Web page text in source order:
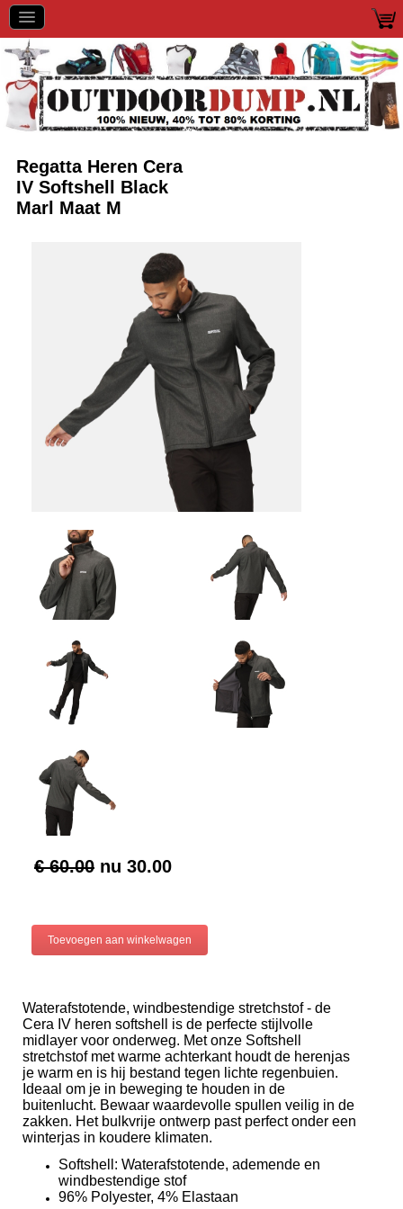
Regatta Heren Cera
IV Softshell Black
Marl Maat M
€ 60.00 nu 30.00
Waterafstotende, windbestendige stretchstof - de
Cera IV heren softshell is de perfecte stijlvolle
midlayer voor onderweg. Met onze Softshell
stretchstof met warme achterkant houdt de herenjas
je warm en is hij bestand tegen lichte regenbuien.
Ideaal om je in beweging te houden in de
buitenlucht. Bewaar waardevolle spullen veilig in de
zakken. Het bulkvrije ontwerp past perfect onder een
winterjas in koudere klimaten.
Softshell: Waterafstotende, ademende en
windbestendige stof
96% Polyester, 4% Elastaan